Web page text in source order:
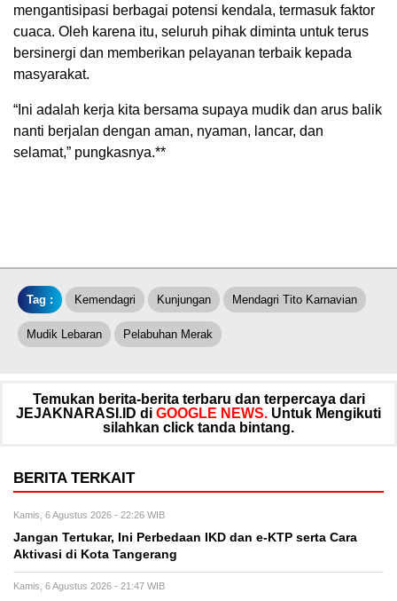
mengantisipasi berbagai potensi kendala, termasuk faktor
cuaca. Oleh karena itu, seluruh pihak diminta untuk terus
bersinergi dan memberikan pelayanan terbaik kepada
masyarakat.
“Ini adalah kerja kita bersama supaya mudik dan arus balik
nanti berjalan dengan aman, nyaman, lancar, dan
selamat,” pungkasnya.**
Tag : Kemendagri Kunjungan Mendagri Tito Karnavian
Mudik Lebaran Pelabuhan Merak
Temukan berita-berita terbaru dan terpercaya dari
JEJAKNARASI.ID di GOOGLE NEWS. Untuk Mengikuti
silahkan click tanda bintang.
BERITA TERKAIT
Kamis, 6 Agustus 2026 - 22:26 WIB
Jangan Tertukar, Ini Perbedaan IKD dan e-KTP serta Cara
Aktivasi di Kota Tangerang
Kamis, 6 Agustus 2026 - 21:47 WIB